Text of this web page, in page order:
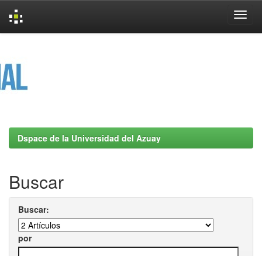
Dspace de la Universidad del Azuay
Buscar
Buscar:
por